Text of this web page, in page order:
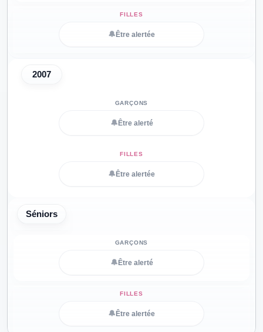
🔔 Être alertée
2007
🔔 Être alerté
🔔 Être alertée
Séniors
🔔 Être alerté
🔔 Être alertée